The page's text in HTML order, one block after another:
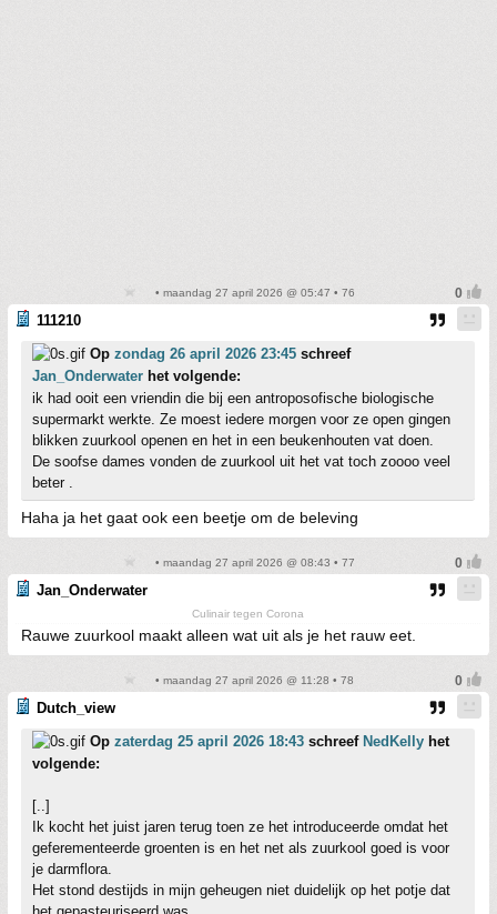
• maandag 27 april 2026 @ 05:47 • 76
111210
Op zondag 26 april 2026 23:45 schreef
Jan_Onderwater het volgende:
ik had ooit een vriendin die bij een antroposofische biologische
supermarkt werkte. Ze moest iedere morgen voor ze open gingen
blikken zuurkool openen en het in een beukenhouten vat doen.
De soofse dames vonden de zuurkool uit het vat toch zoooo veel
beter .
Haha ja het gaat ook een beetje om de beleving
• maandag 27 april 2026 @ 08:43 • 77
Jan_Onderwater
Culinair tegen Corona
Rauwe zuurkool maakt alleen wat uit als je het rauw eet.
• maandag 27 april 2026 @ 11:28 • 78
Dutch_view
Op zaterdag 25 april 2026 18:43 schreef NedKelly het
volgende:
[..]
Ik kocht het juist jaren terug toen ze het introduceerde omdat het
geferementeerde groenten is en het net als zuurkool goed is voor
je darmflora.
Het stond destijds in mijn geheugen niet duidelijk op het potje dat